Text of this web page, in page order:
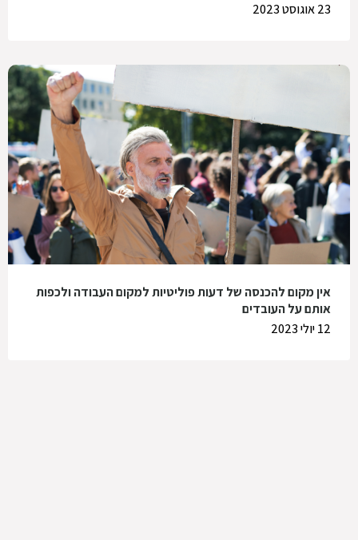
23 אוגוסט 2023
אין מקום להכנסה של דעות פוליטיות למקום העבודה ולכפות
אותם על העובדים
12 יולי 2023